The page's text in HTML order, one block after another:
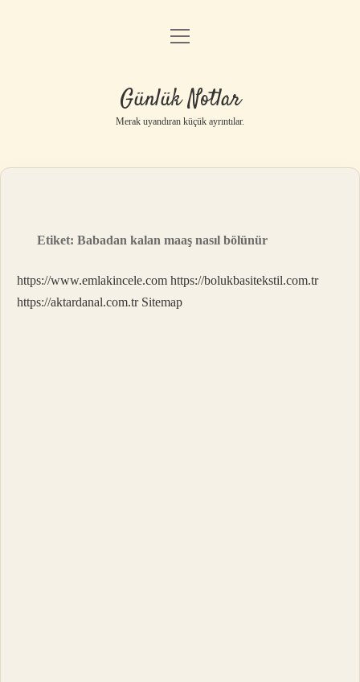
Anasayfa
Yasal Uyarı
menüyü
Günlük Notlar
Merak uyandıran küçük ayrıntılar.
Etiket:Babadan kalan maaş nasıl bölünür
https://www.emlakincele.com https://bolukbasitekstil.com.tr
https://aktardanal.com.tr Sitemap